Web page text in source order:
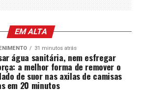
EM ALTA
31 minutos atrás
água sanitária, nem esfregar
a melhor forma de remover o
de suor nas axilas de camisas
em 20 minutos